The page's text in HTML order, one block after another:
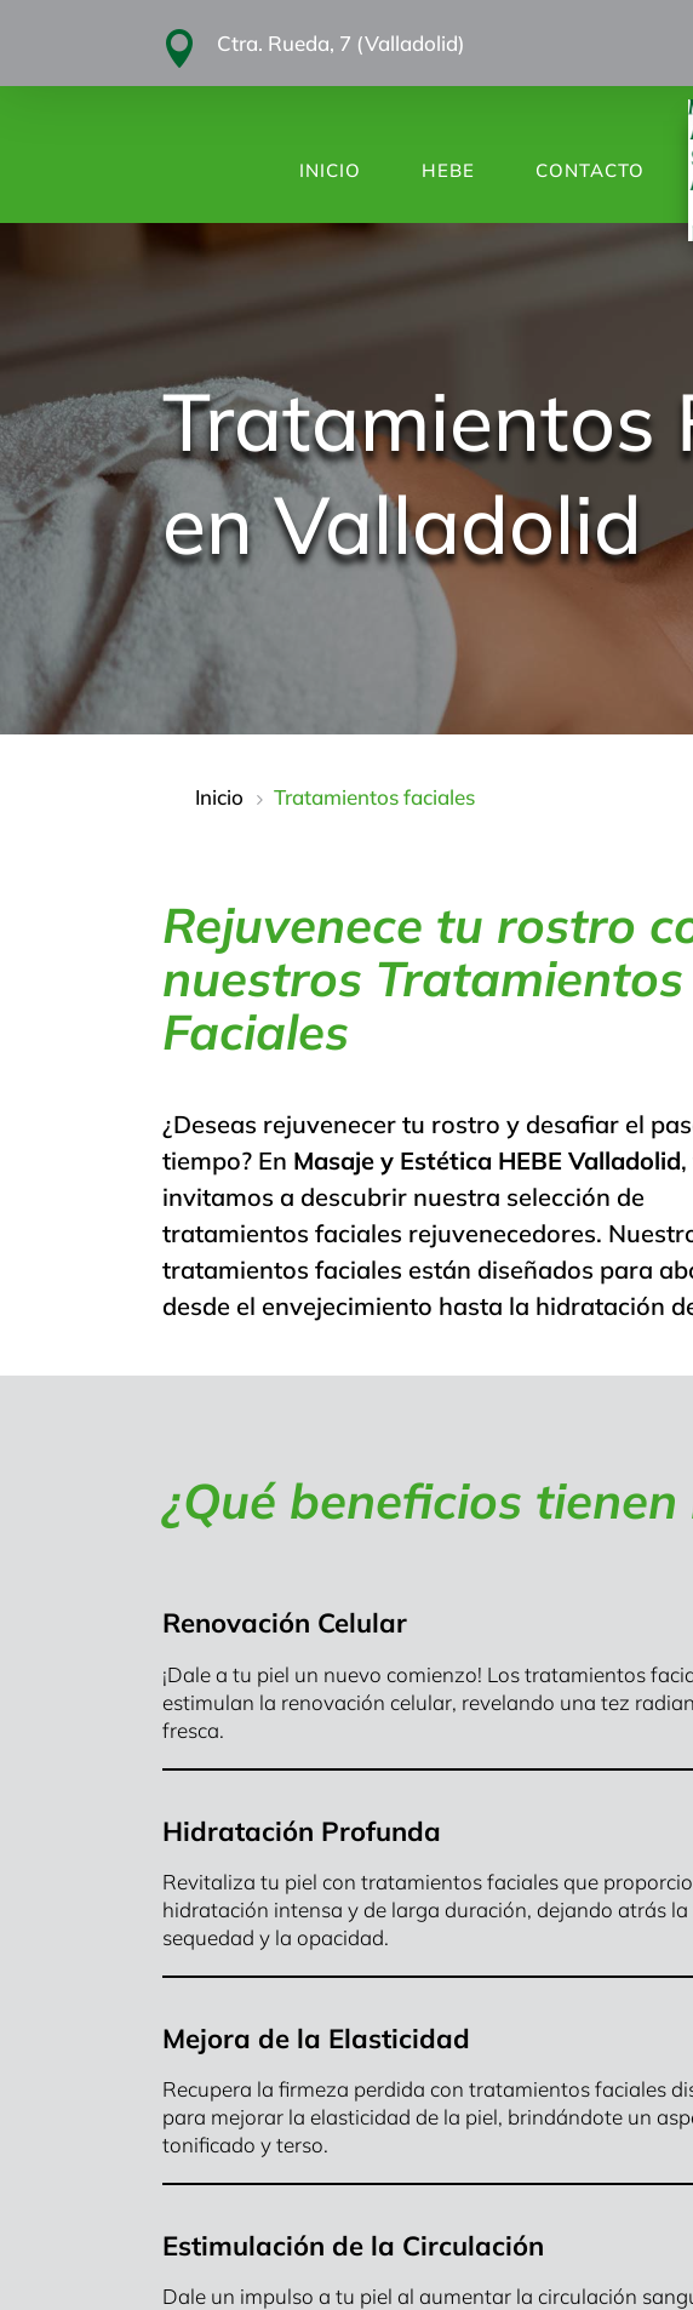
 Ctra. Rueda, 7 (Valladolid)
INICIO HEBE CONTACTO
Tratamientos
en Valladolid
Inicio 5 Tratamientos faciales
Rejuvenece tu rostro
nuestros Tratamientos
Faciales
¿Deseas rejuvenecer tu rostro y desafiar el
tiempo? En Masaje y Estética HEBE Valladolid
invitamos a descubrir nuestra selección de
tratamientos faciales rejuvenecedores.
tratamientos faciales están diseñados para
desde el envejecimiento hasta la hidratación
¿Qué beneficios
Renovación Celular
¡Dale a tu piel un nuevo comienzo! Los tratamientos
estimulan la renovación celular, revelando una tez
fresca.
Hidratación Profunda
Revitaliza tu piel con tratamientos faciales que
hidratación intensa y de larga duración, dejando atrás la
sequedad y la opacidad.
Mejora de la Elasticidad
Recupera la firmeza perdida con tratamientos faciales
para mejorar la elasticidad de la piel, brindándote un
tonificado y terso.
Estimulación de la Circulación
Dale un impulso a tu piel al aumentar la circulación